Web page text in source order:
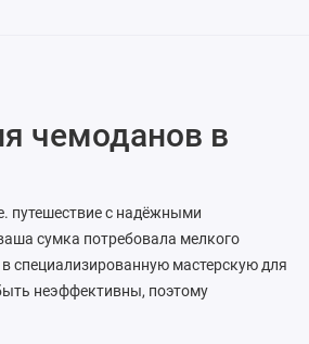
чемоданов в
путешествие с надёжными
сумка потребовала мелкого
специализированную мастерскую для
неэффективны, поэтому